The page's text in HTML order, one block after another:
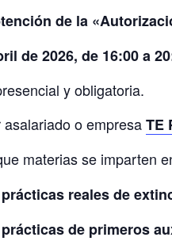
de la
de 2026, de 16:00 a
y obligatoria.
o empresaTE
materias se imparten
reales de
de primeros